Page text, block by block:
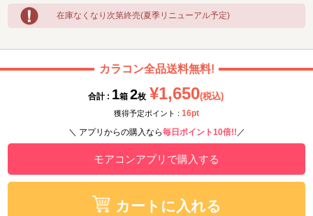
在庫なくなり次第終売(夏季リニューアル予定)
カラコン全品送料無料!
合計 : 1箱 2枚 ¥1,650(税込)
獲得予定ポイント : 16pt
＼ アプリからの購入なら毎日ポイント10倍!! ／
モアコンアプリで購入する
カートに入れる